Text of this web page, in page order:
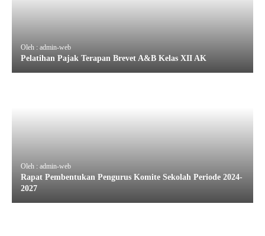
Oleh : admin-web
Pelatihan Pajak Terapan Brevet A&B Kelas XII AK
Oleh : admin-web
Rapat Pembentukan Pengurus Komite Sekolah Periode 2024-
2027